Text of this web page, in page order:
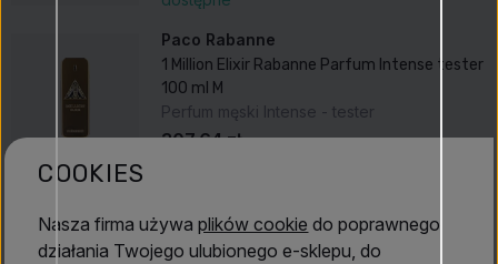
Opis produktu
Paco Rabanne
1 Million Elixir Rabanne Parfum Intense tester
100 ml M
Perfum męski Intense - tester
307,64 zł
COOKIES
Nasza firma używaplików cookie do poprawnego
działania Twojego ulubionego e-sklepu, do